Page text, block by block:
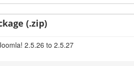
(.zip)
2.5.26 to 2.5.27